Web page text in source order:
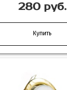
280 руб.
Купить